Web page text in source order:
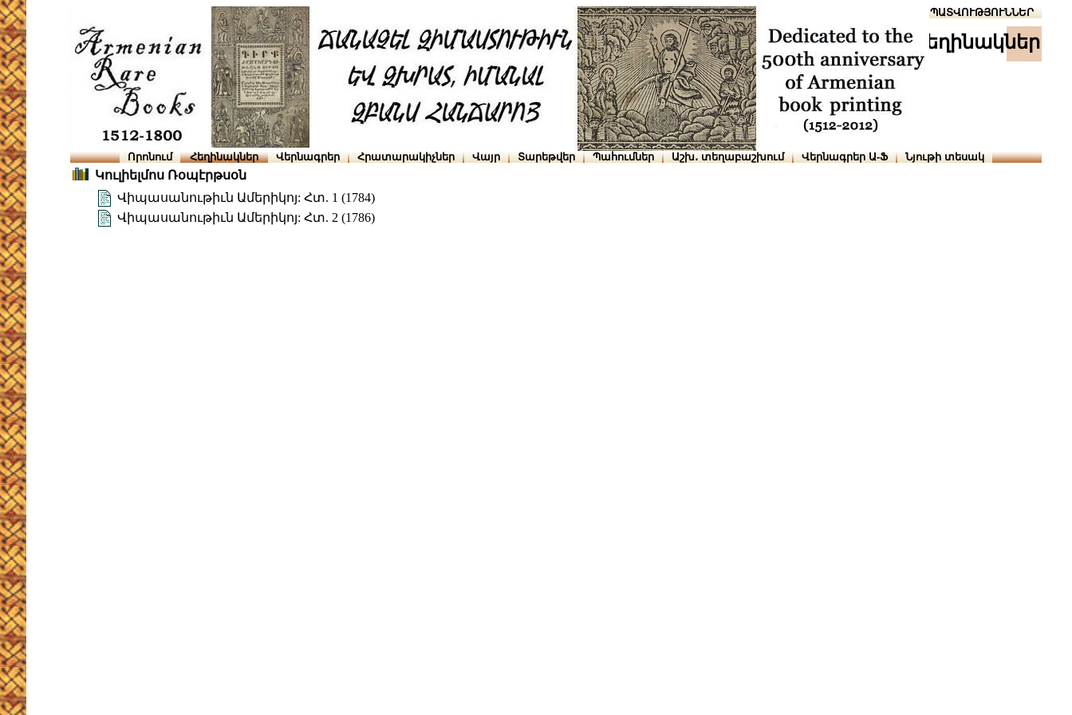
ՆԱԽԱՊԱՏՎՈՒԹՅՈՒՆՆԵՐ
հեղինակներ
Որոնում Հեղինակներ Վերնագրեր Հրատարակիչներ Վայր Տարեթվեր Պահումներ Աշխ․ տեղաբաշխում Վերնագրեր Ա-Ֆ Նյութի տեսակ
Կուլիելմոս Ռօպէրթսօն
Վիպասանութիւն Ամերիկոյ: Հտ. 1 (1784)
Վիպասանութիւն Ամերիկոյ: Հտ. 2 (1786)